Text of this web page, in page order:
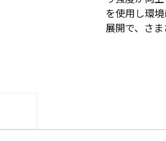
を使用し環
展開で、さま